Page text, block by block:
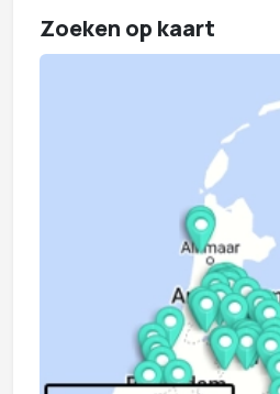
Zoeken op kaart